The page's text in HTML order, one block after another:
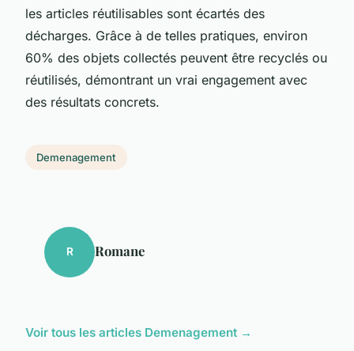
les articles réutilisables sont écartés des
décharges. Grâce à de telles pratiques, environ
60% des objets collectés peuvent être recyclés ou
réutilisés, démontrant un vrai engagement avec
des résultats concrets.
Demenagement
R Romane
Voir tous les articles Demenagement →